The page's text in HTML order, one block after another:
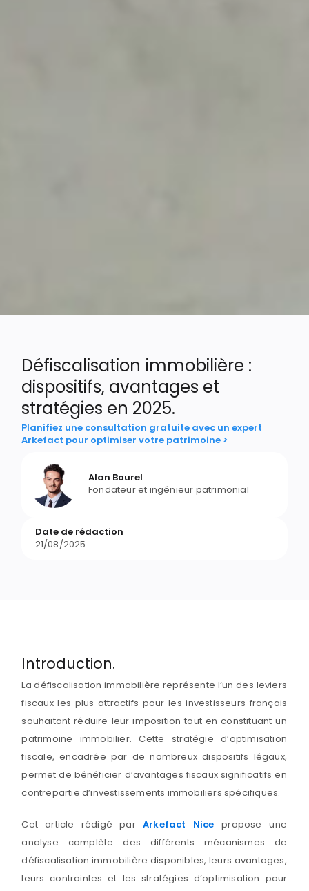
Défiscalisation immobilière :
dispositifs, avantages et
stratégies en 2025.
Planifiez une consultation gratuite avec un expert
Arkefact pour optimiser votre patrimoine >
Alan Bourel
Fondateur et ingénieur patrimonial
Date de rédaction
21/08/2025
Introduction.
La défiscalisation immobilière représente l’un des leviers
fiscaux les plus attractifs pour les investisseurs français
souhaitant réduire leur imposition tout en constituant un
patrimoine immobilier. Cette stratégie d’optimisation
fiscale, encadrée par de nombreux dispositifs légaux,
permet de bénéficier d’avantages fiscaux significatifs en
contrepartie d’investissements immobiliers spécifiques.
Cet article rédigé par Arkefact Nice propose une
analyse complète des différents mécanismes de
défiscalisation immobilière disponibles, leurs avantages,
leurs contraintes et les stratégies d’optimisation pour